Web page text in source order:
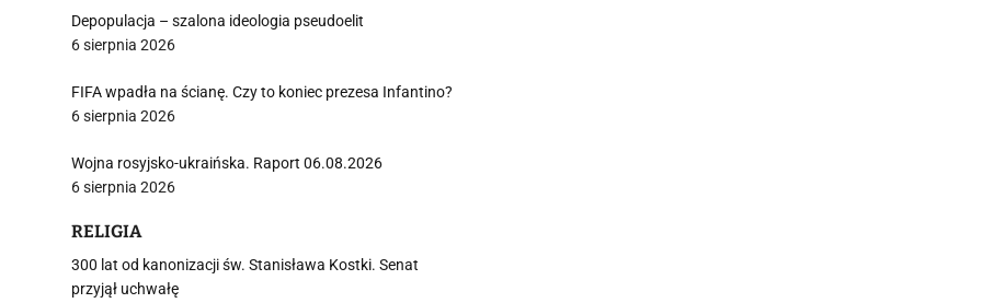
Depopulacja – szalona ideologia pseudoelit
6 sierpnia 2026
FIFA wpadła na ścianę. Czy to koniec prezesa Infantino?
6 sierpnia 2026
Wojna rosyjsko-ukraińska. Raport 06.08.2026
6 sierpnia 2026
RELIGIA
300 lat od kanonizacji św. Stanisława Kostki. Senat
przyjął uchwałę